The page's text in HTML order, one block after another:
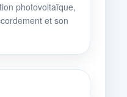
photovoltaïque,
et son